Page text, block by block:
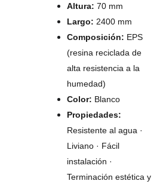
Altura: 70 mm
Largo: 2400 mm
Composición: EPS
(resina reciclada de
alta resistencia a la
humedad)
Color: Blanco
Propiedades:
Resistente al agua ·
Liviano · Fácil
instalación ·
Terminación estética y